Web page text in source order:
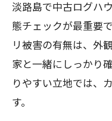
淡路島で中古ログハ
態チェックが最重要
リ被害の有無は、外
家と一緒にしっかり
りやすい立地では、
す。